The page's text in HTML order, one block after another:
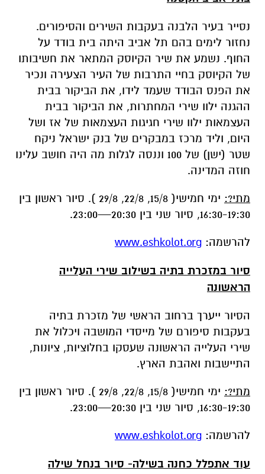
את הפנס הבודד שעמד לידו, את הביקור בבית
ההגנה ילוו שירי המחתרות, את הביקור בבית
העצמאות ילוו שירי חגיגות העצמאות של אז ושל
היום, וליד מרכז במבקרים של בנק ישראל ניקח
שטר (ישן) של 100 וננסה לגלות מה היה חושב עלינו
חוזה המדינה.
מתי?:
ימי חמישי( 15/8, 22/8, 29/8 ). סיור ראשון בין
16:30-19:30, סיור שני בין 20:30—23:00.
סיור במזכרת בתיה בשילוב שירי העלייה
בעקבות סיפורם של מייסדי המושבה ויכלול את
שירי העלייה הראשונה שעסקו בחלוציות, ציונות,
מתי?:
ימי חמישי( 15/8, 22/8, 29/8 ). סיור ראשון בין
16:30-19:30, סיור שני בין 20:30—23:00.
עוד אתפלל כחנה בשילה- סיור בנחל שילה
סיור בנחל שילה בו נספר את הסיפור התנ"כי של
הנביא ואת שירה של רחל "עקרה".